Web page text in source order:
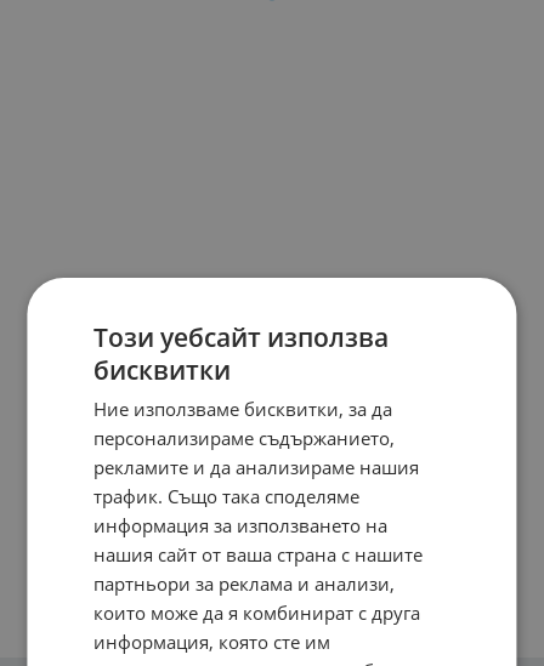
Този уебсайт използва
бисквитки
Ние използваме бисквитки, за да
персонализираме съдържанието,
рекламите и да анализираме нашия
трафик. Също така споделяме
информация за използването на
нашия сайт от ваша страна с нашите
партньори за реклама и анализи,
които може да я комбинират с друга
информация, която сте им